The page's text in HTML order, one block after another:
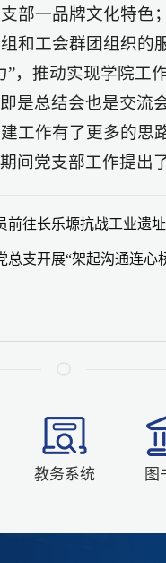
部一品牌文化特色
和工会群团组织的
，推动实现学院工
是总结会也是交流
工作有了更多的思
间党支部工作提出
前往长乐塬抗战工业遗
总支开展“架起沟通连心
教务系统 图